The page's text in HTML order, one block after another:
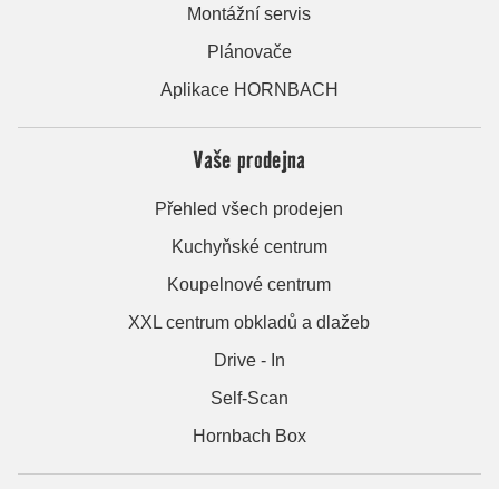
Montážní servis
Plánovače
Aplikace HORNBACH
Vaše prodejna
Přehled všech prodejen
Kuchyňské centrum
Koupelnové centrum
XXL centrum obkladů a dlažeb
Drive - In
Self-Scan
Hornbach Box